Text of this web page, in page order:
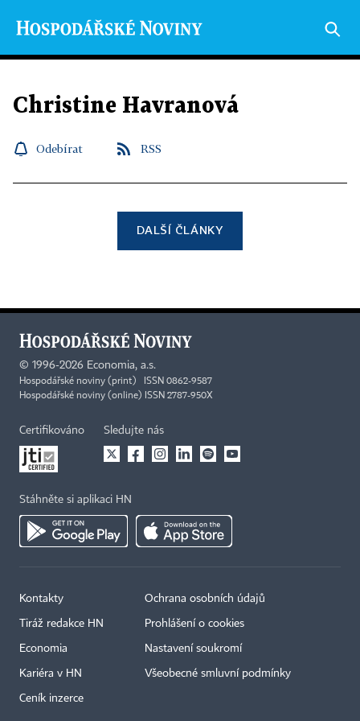
Christine Havranová
Odebírat RSS
DALŠÍ ČLÁNKY
© 1996-2026 Economia, a.s.
Hospodářské noviny (print) ISSN 0862-9587
Hospodářské noviny (online) ISSN 2787-950X
Certifikováno Sledujte nás
Stáhněte si aplikaci HN
Kontakty
Tiráž redakce HN
Economia
Kariéra v HN
Ceník inzerce
Ochrana osobních údajů
Prohlášení o cookies
Nastavení soukromí
Všeobecné smluvní podmínky